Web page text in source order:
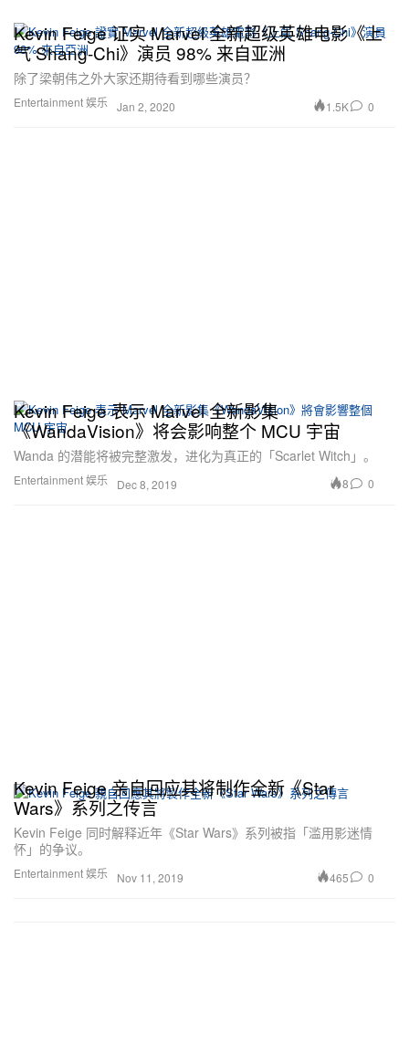
Entertainment 娱乐
Kevin Feige 证实 Marvel 全新超级英雄电影《上
气 Shang-Chi》演员 98% 来自亚洲
除了梁朝伟之外大家还期待看到哪些演员？
Jan 2, 2020 1.5K 0
Entertainment 娱乐
Kevin Feige 表示 Marvel 全新影集
《WandaVision》将会影响整个 MCU 宇宙
Wanda 的潜能将被完整激发，进化为真正的「Scarlet Witch」。
Dec 8, 2019 8 0
Entertainment 娱乐
Kevin Feige 亲自回应其将制作全新《Star
Wars》系列之传言
Kevin Feige 同时解释近年《Star Wars》系列被指「滥用影迷情
怀」的争议。
Nov 11, 2019 465 0